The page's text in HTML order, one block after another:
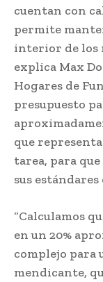
cuentan con
permite
interior de los
explica Max
Hogares de
presupuesto
que
tarea, para
sus
“Calculamos
en un 20%
complejo para
mendicante,